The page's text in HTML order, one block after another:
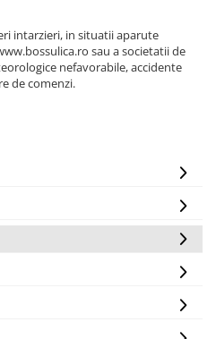
intarzieri, in situatii aparute
sau a societatii de
nefavorabile, accidente
de comenzi.